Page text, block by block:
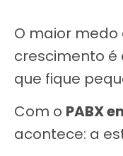
O maior
crescimento é
que fique
Com o PABX
acontece: a